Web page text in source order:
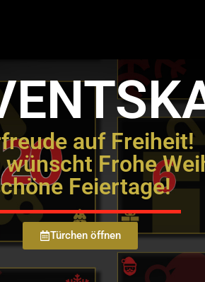
auf Freiheit!
wünscht Frohe
Feiertage!
Türchen öffnen